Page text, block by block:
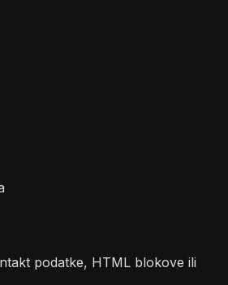
podatke, HTML blokove ili